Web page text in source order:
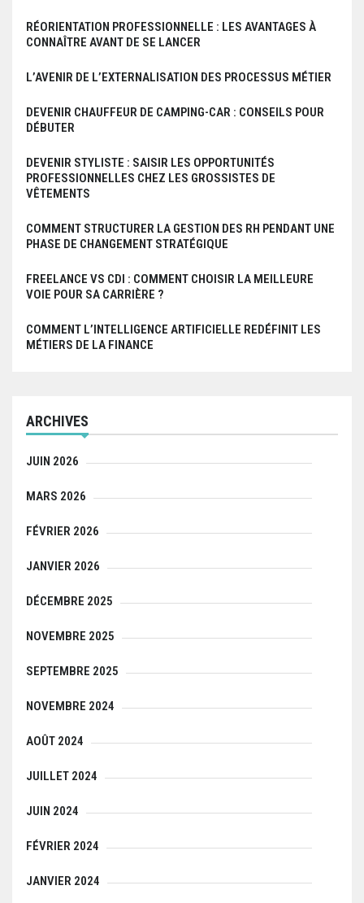
RÉORIENTATION PROFESSIONNELLE : LES AVANTAGES À
CONNAÎTRE AVANT DE SE LANCER
L’AVENIR DE L’EXTERNALISATION DES PROCESSUS MÉTIER
DEVENIR CHAUFFEUR DE CAMPING-CAR : CONSEILS POUR
DÉBUTER
DEVENIR STYLISTE : SAISIR LES OPPORTUNITÉS
PROFESSIONNELLES CHEZ LES GROSSISTES DE
VÊTEMENTS
COMMENT STRUCTURER LA GESTION DES RH PENDANT UNE
PHASE DE CHANGEMENT STRATÉGIQUE
FREELANCE VS CDI : COMMENT CHOISIR LA MEILLEURE
VOIE POUR SA CARRIÈRE ?
COMMENT L’INTELLIGENCE ARTIFICIELLE REDÉFINIT LES
MÉTIERS DE LA FINANCE
ARCHIVES
JUIN 2026
MARS 2026
FÉVRIER 2026
JANVIER 2026
DÉCEMBRE 2025
NOVEMBRE 2025
SEPTEMBRE 2025
NOVEMBRE 2024
AOÛT 2024
JUILLET 2024
JUIN 2024
FÉVRIER 2024
JANVIER 2024